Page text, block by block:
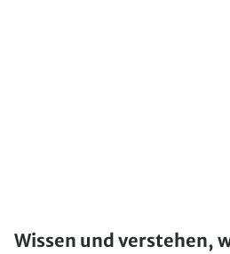
Wissen und verstehen,